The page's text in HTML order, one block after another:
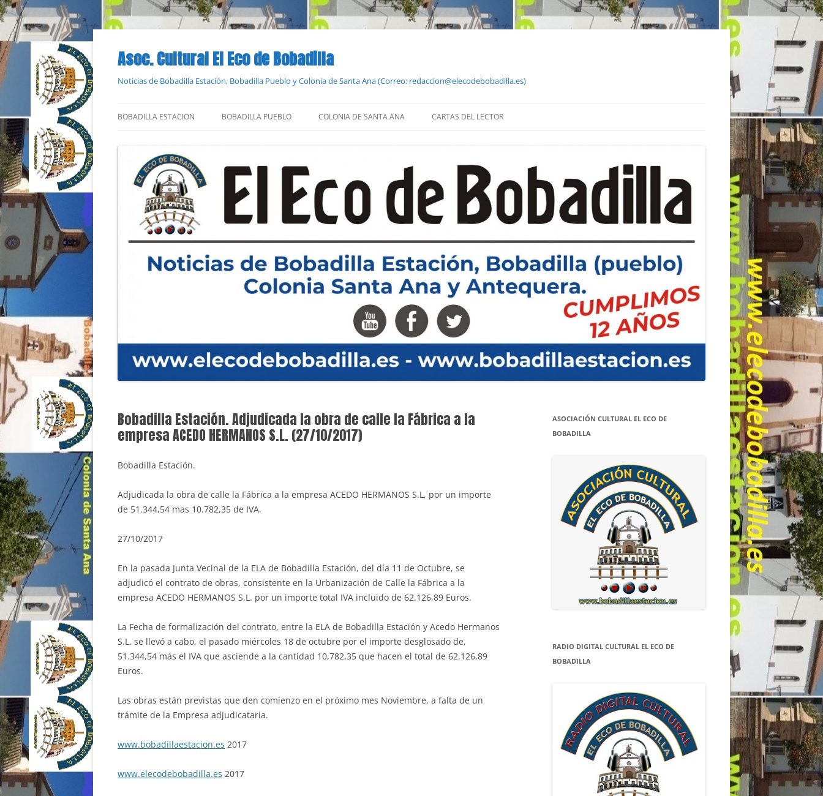
Saltar
contenido
Asoc. Cultural El Eco de Bobadilla
Noticias de Bobadilla Estación, Bobadilla Pueblo y Colonia de Santa Ana (Correo: redaccion@elecodebobadilla.es)
BOBADILLA ESTACION BOBADILLA PUEBLO COLONIA DE SANTA ANA CARTAS DEL LECTOR
Bobadilla Estación. Adjudicada la obra de calle la Fábrica a la
empresa ACEDO HERMANOS S.L. (27/10/2017)
Bobadilla Estación.
Adjudicada la obra de calle la Fábrica a la empresa ACEDO HERMANOS S.L, por un importe
de 51.344,54 mas 10.782,35 de IVA.
27/10/2017
En la pasada Junta Vecinal de la ELA de Bobadilla Estación, del día 11 de Octubre, se
adjudicó el contrato de obras, consistente en la Urbanización de Calle la Fábrica a la
empresa ACEDO HERMANOS S.L. por un importe total IVA incluido de 62.126,89 Euros.
La Fecha de formalización del contrato, entre la ELA de Bobadilla Estación y Acedo Hermanos
S.L. se llevó a cabo, el pasado miércoles 18 de octubre por el importe desglosado de,
51.344,54 más el IVA que asciende a la cantidad 10,782,35 que hacen el total de 62.126,89
Euros.
Las obras están previstas que den comienzo en el próximo mes Noviembre, a falta de un
trámite de la Empresa adjudicataria.
www.bobadillaestacion.es 2017
www.elecodebobadilla.es 2017
ASOCIACIÓN CULTURAL EL ECO DE
BOBADILLA
RADIO DIGITAL CULTURAL EL ECO DE
BOBADILLA